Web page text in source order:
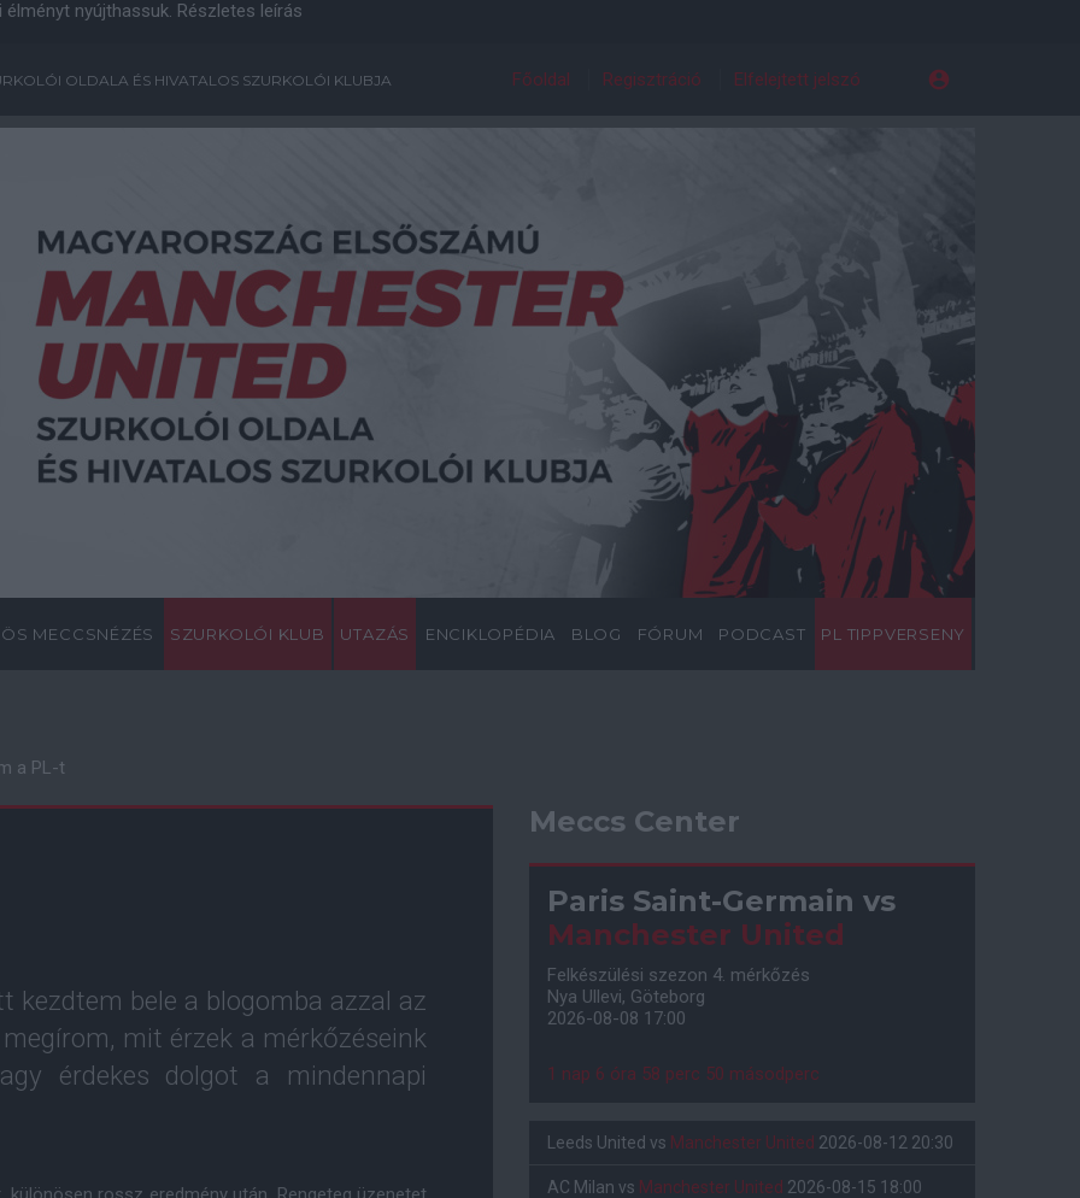
nyújthassuk. Részletes leírás
OLDALA ÉS HIVATALOS SZURKOLÓI KLUBJA Főoldal Regisztráció Elfelejtett jelszó
MECCSNÉZÉS SZURKOLÓI KLUB UTAZÁS ENCIKLOPÉDIA BLOG FÓRUM PODCAST PL TIPPVERSENY
a PL-t
kezdtem bele a blogomba azzal az
mit érzek a mérkőzéseink
érdekes dolgot a mindennapi
Meccs Center
Paris Saint-Germain vs
Manchester United
Felkészülési szezon 4. mérkőzés
Nya Ullevi, Göteborg
2026-08-08 17:00
1 nap 6 óra 58 perc 49 másodperc
Leeds United vs Manchester United 2026-08-12 20:30
AC Milan vs Manchester United 2026-08-15 18:00